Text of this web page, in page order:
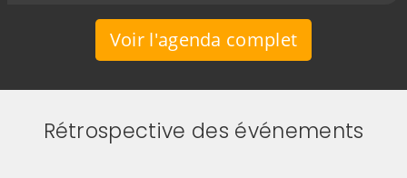
Voir l'agenda complet
Rétrospective des événements